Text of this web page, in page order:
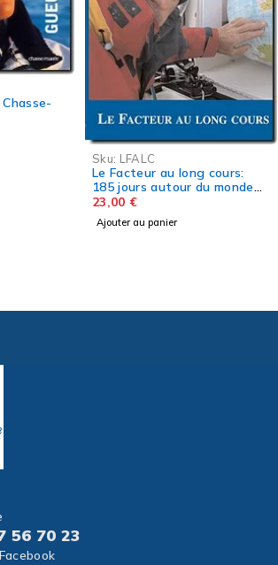
Sku: HDP
Histoire de partir: Rêver,
préparer, vivre une croisière
sabbatique
31,00 €
Ajouter au panier
56 70 23